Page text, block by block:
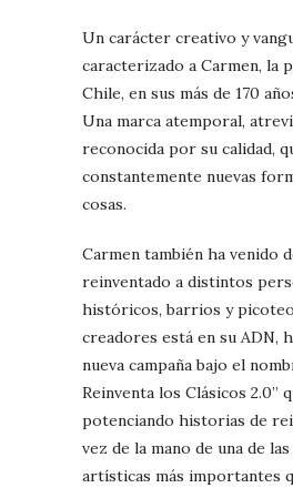
Un carácter creativo y
caracterizado a Carmen, la
Chile, en sus más de 170
Una marca atemporal,
reconocida por su calidad,
constantemente nuevas
cosas.
Carmen también ha venido
reinventado a distintos
históricos, barrios y
creadores está en su ADN,
nueva campaña bajo el
Reinventa los Clásicos 2.0”
potenciando historias de
vez de la mano de una de
artísticas más importantes